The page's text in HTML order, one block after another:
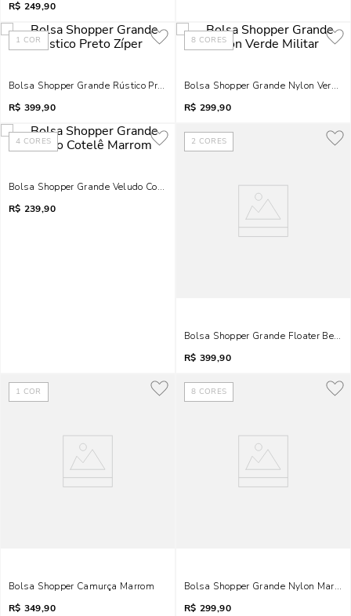
R$ 249,90
1 COR
Bolsa Shopper Grande Rústico Preto Zíper
R$ 399,90
8 CORES
Bolsa Shopper Grande Nylon Verde
R$ 299,90
4 CORES
Bolsa Shopper Grande Veludo Cotelê Marrom
R$ 239,90
2 CORES
Bolsa Shopper Grande Floater Bege
R$ 399,90
1 COR
Bolsa Shopper Camurça Marrom
R$ 349,90
8 CORES
Bolsa Shopper Grande Nylon
R$ 299,90